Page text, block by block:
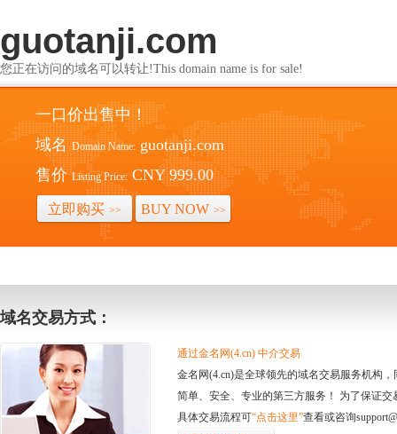
guotanji.com
您正在访问的域名可以转让!This domain name is for sale!
一口价出售中！
域名 Domain Name: guotanji.com
售价 Listing Price: CNY 999.00
立即购买 >> BUY NOW >>
域名交易方式：
通过金名网(4.cn) 中介交易
金名网(4.cn)是全球领先的域名交易服务机构
简单、安全、专业的第三方服务！ 为了保证
具体交易流程可“点击这里”查看或咨询